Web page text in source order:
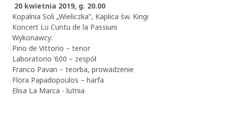
20 kwietnia 2019, g. 20.00
Kopalnia Soli „Wieliczka”, Kaplica św. Kingi
Koncert Lu Cuntu de la Passiuni
Wykonawcy:
Pino de Vittorio – tenor
Laboratorio ‘600 – zespół
Franco Pavan – teorba, prowadzenie
Flora Papadopoulos – harfa
Elisa La Marca - lutnia